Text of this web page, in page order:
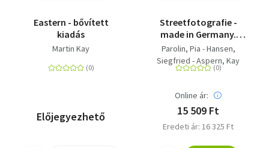
Eastern - bővített
kiadás
Martin Kay
Előjegyezhető
Streetfotografie -
made in Germany.
Orte, Menschen und
Momente. Ideen und
Anleitungen für gute
Auflage)
Parolin, Pia - Hansen,
Siegfried - Aspern, Kay
von - Cuic, Mario - Köster,
- Waltz, Martin U
Online ár:
15 509 Ft
Eredeti ár: 16 325 Ft